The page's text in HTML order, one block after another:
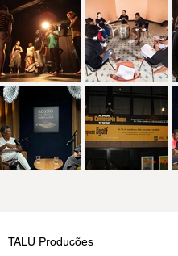
TALU Produções